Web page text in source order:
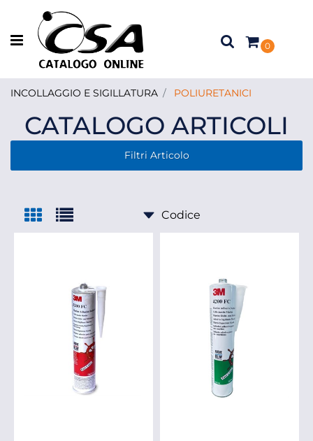
Open menu
0
INCOLLAGGIO E SIGILLATURA POLIURETANICI
CATALOGO ARTICOLI
Filtri Articolo